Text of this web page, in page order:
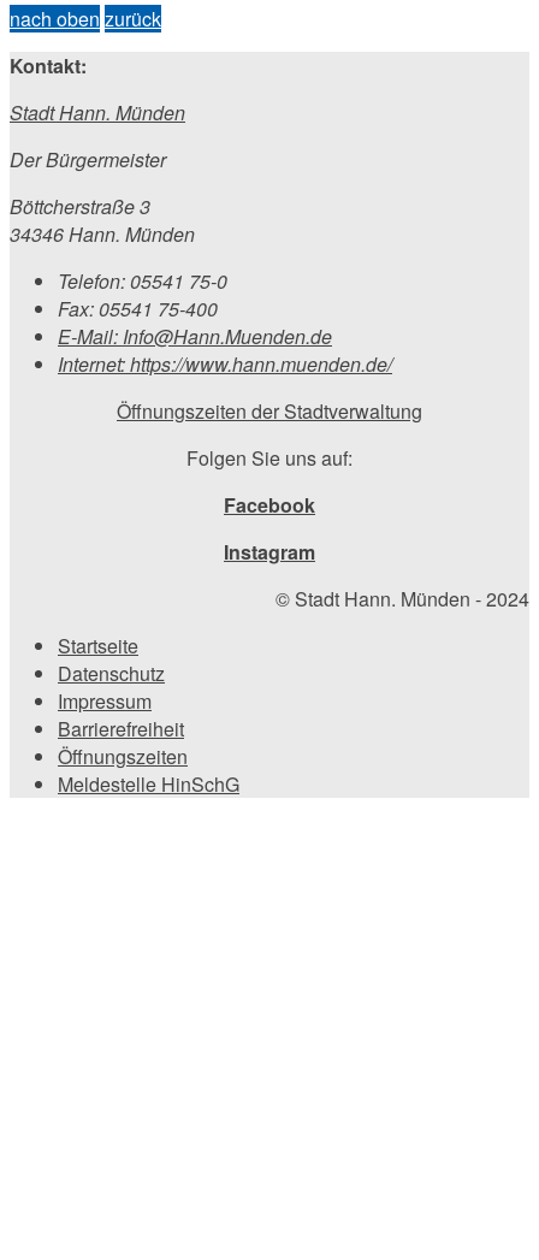
nach oben zurück
Kontakt:
Stadt Hann. Münden
Der Bürgermeister
Böttcherstraße 3
34346 Hann. Münden
Telefon: 05541 75-0
Fax: 05541 75-400
E-Mail: Info@Hann.Muenden.de
Internet:https://www.hann.muenden.de/
Öffnungszeiten der Stadtverwaltung
Folgen Sie uns auf:
Facebook
Instagram
© Stadt Hann. Münden - 2024
Startseite
Datenschutz
Impressum
Barrierefreiheit
Öffnungszeiten
Meldestelle HinSchG